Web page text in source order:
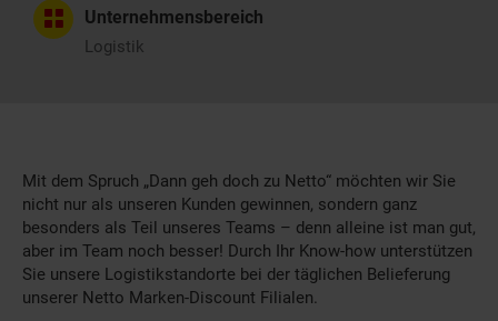
Unternehmensbereich
Logistik
Mit dem Spruch „Dann geh doch zu Netto“ möchten wir Sie
nicht nur als unseren Kunden gewinnen, sondern ganz
besonders als Teil unseres Teams – denn alleine ist man gut,
aber im Team noch besser! Durch Ihr Know-how unterstützen
Sie unsere Logistikstandorte bei der täglichen Belieferung
unserer Netto Marken-Discount Filialen.